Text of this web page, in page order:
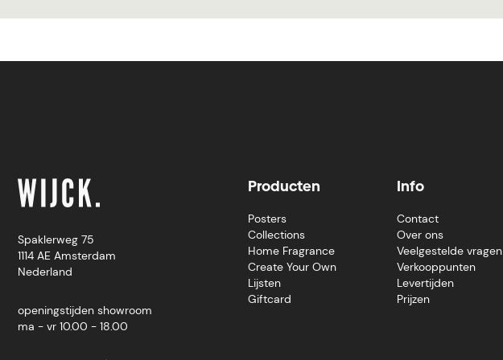
Spaklerweg 75
1114 AE Amsterdam
Nederland
openingstijden showroom
ma - vr 10.00 - 18.00
Producten
Posters
Collections
Home Fragrance
Create Your Own
Lijsten
Giftcard
Info
Contact
Over ons
Veelgestelde vragen
Verkooppunten
Levertijden
Prijzen